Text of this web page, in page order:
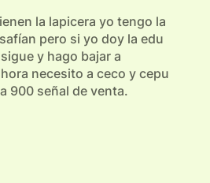
la lapicera yo tengo la
pero si yo doy la edu
y hago bajar a
necesito a ceco y cepu
900 señal de venta.